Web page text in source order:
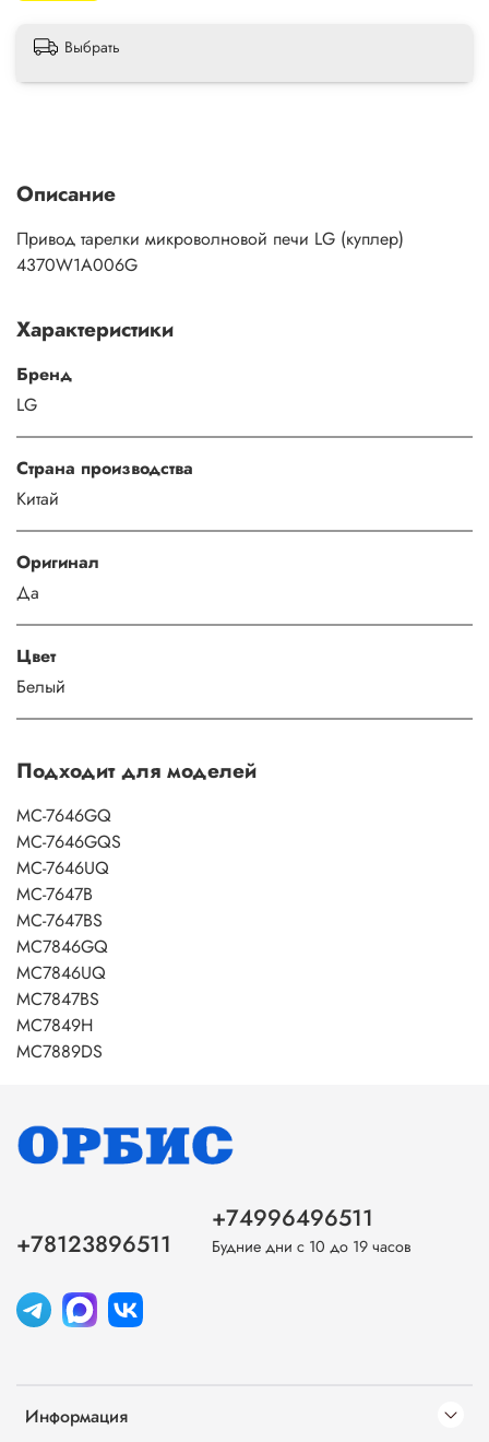
Выбрать
Описание
Привод тарелки микроволновой печи LG (куплер)
4370W1A006G
Характеристики
Бренд
LG
Страна производства
Китай
Оригинал
Да
Цвет
Белый
Подходит для моделей
MC-7646GQ
MC-7646GQS
MC-7646UQ
MC-7647B
MC-7647BS
MC7846GQ
MC7846UQ
MC7847BS
MC7849H
MC7889DS
Информация
+78123896511
+74996496511
Будние дни с 10 до 19 часов